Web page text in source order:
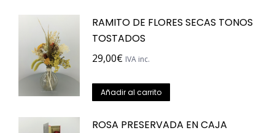
RAMITO DE FLORES SECAS TONOS
TOSTADOS
29,00€ IVA inc.
Añadir al carrito
ROSA PRESERVADA EN CAJA